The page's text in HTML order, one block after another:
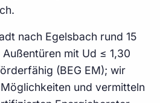
nach Egelsbach rund 15
mit Ud ≤ 1,30
(BEG EM); wir
und vermitteln